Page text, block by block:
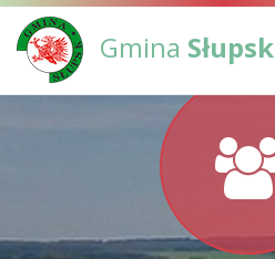
Gmina Słupsk